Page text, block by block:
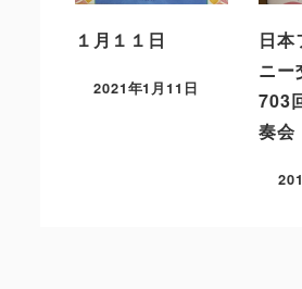
１月１１日
2021年1月11日
日本
ニー
703
奏会